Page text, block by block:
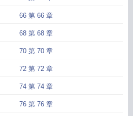
66 第 66 章
68 第 68 章
70 第 70 章
72 第 72 章
74 第 74 章
76 第 76 章